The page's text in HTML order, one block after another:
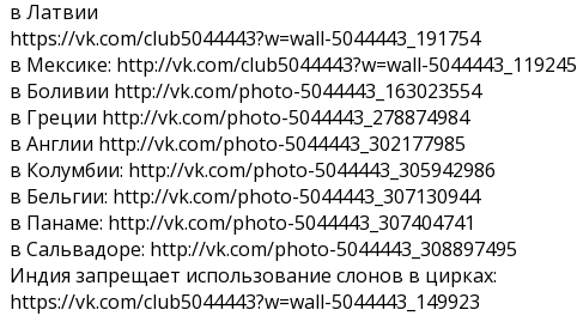
в Латвии
https://vk.com/club5044443?w=wall-5044443_191754
в Мексике: http://vk.com/club5044443?w=wall-5044443_119245
в Боливии http://vk.com/photo-5044443_163023554
в Греции http://vk.com/photo-5044443_278874984
в Англии http://vk.com/photo-5044443_302177985
в Колумбии: http://vk.com/photo-5044443_305942986
в Бельгии: http://vk.com/photo-5044443_307130944
в Панаме: http://vk.com/photo-5044443_307404741
в Сальвадоре: http://vk.com/photo-5044443_308897495
Индия запрещает использование слонов в цирках:
https://vk.com/club5044443?w=wall-5044443_149923